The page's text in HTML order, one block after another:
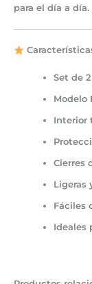
para el día a día.
Set de
Modelo
Interior
Cierres
Ligeras
Fáciles
Ideales